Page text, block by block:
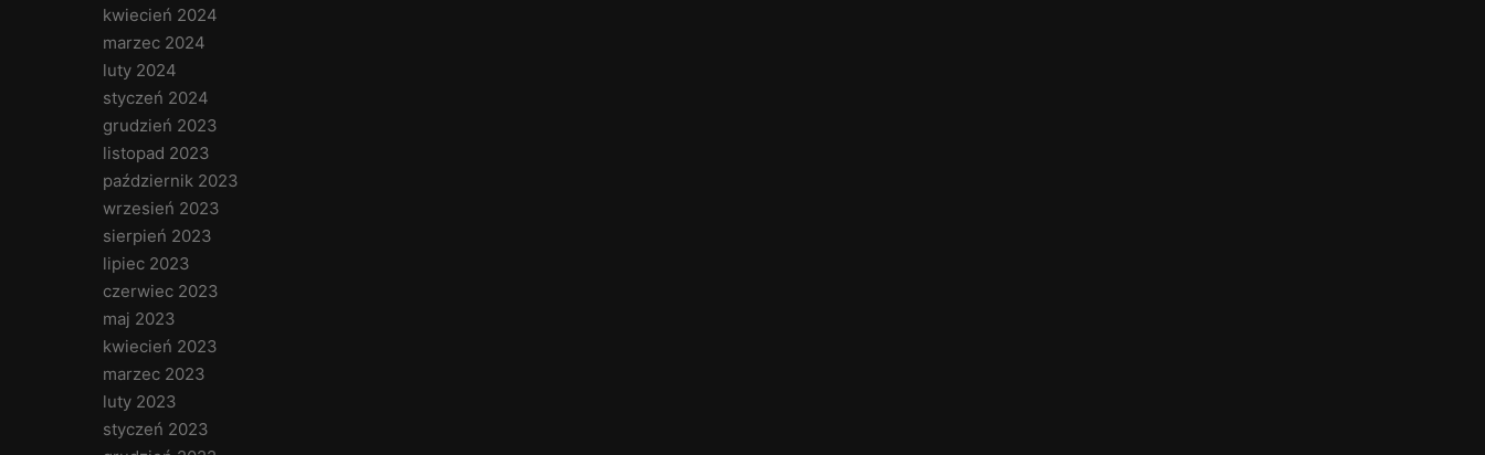
kwiecień 2024
marzec 2024
luty 2024
styczeń 2024
grudzień 2023
listopad 2023
październik 2023
wrzesień 2023
sierpień 2023
lipiec 2023
czerwiec 2023
maj 2023
kwiecień 2023
marzec 2023
luty 2023
styczeń 2023